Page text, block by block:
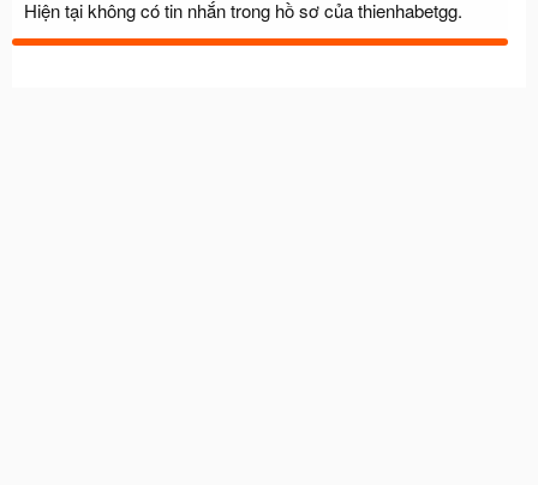
Hiện tại không có tin nhắn trong hồ sơ của thienhabetgg.